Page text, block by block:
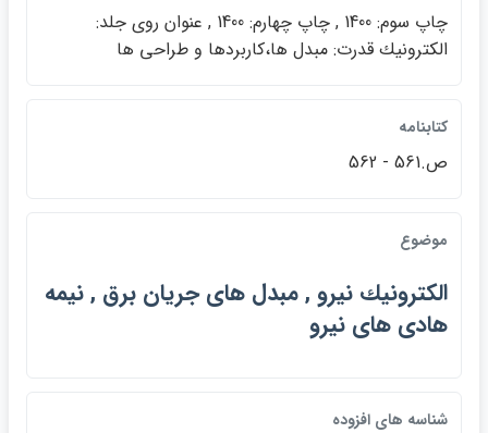
چاپ سوم: 1400 , چاپ چهارم: 1400 , عنوان روي جلد:
الكترونيك قدرت: مبدل ها،كاربردها و طراحي ها
كتابنامه
ص.561 - 562
موضوع
الكترونيك نيرو , مبدل هاي جريان برق , نيمه
هادي هاي نيرو
شناسه هاي افزوده